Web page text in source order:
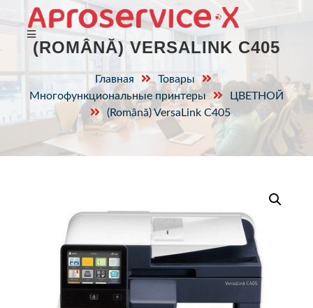
(ROMÂNĂ) VERSALINK C405
Главная
Товары
Многофункциональные принтеры
ЦВЕТНОЙ
(Română) VersaLink C405